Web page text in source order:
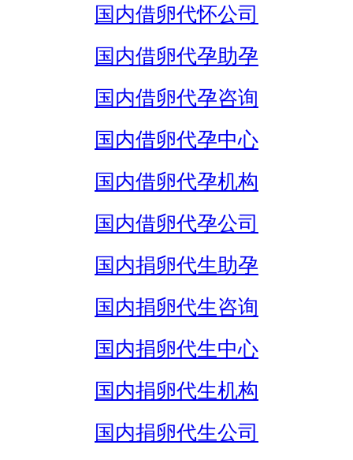
国内借卵代怀公司
国内借卵代孕助孕
国内借卵代孕咨询
国内借卵代孕中心
国内借卵代孕机构
国内借卵代孕公司
国内捐卵代生助孕
国内捐卵代生咨询
国内捐卵代生中心
国内捐卵代生机构
国内捐卵代生公司